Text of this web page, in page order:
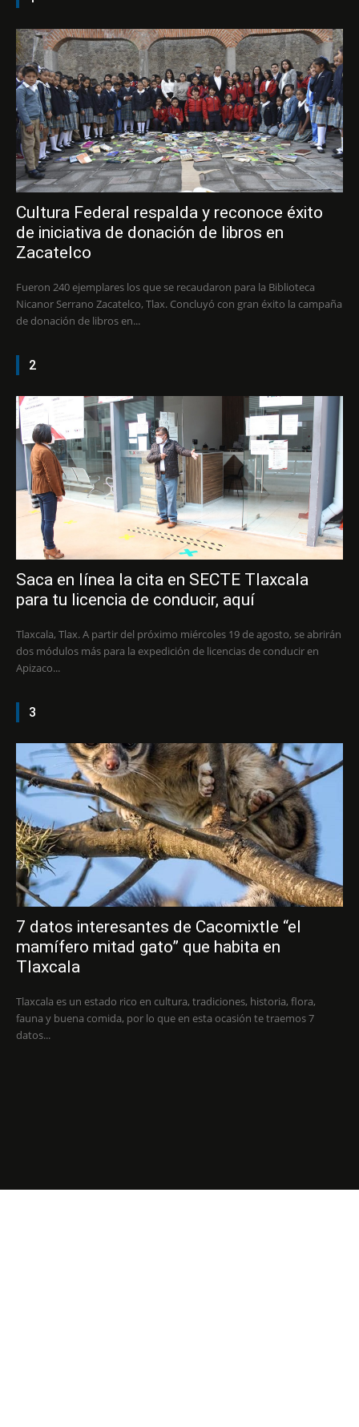
Cultura Federal respalda y reconoce éxito
de iniciativa de donación de libros en
Zacatelco
Fueron 240 ejemplares los que se recaudaron para la Biblioteca
Nicanor Serrano Zacatelco, Tlax. Concluyó con gran éxito la campaña
de donación de libros en...
2
Saca en línea la cita en SECTE Tlaxcala
para tu licencia de conducir, aquí
Tlaxcala, Tlax. A partir del próximo miércoles 19 de agosto, se abrirán
dos módulos más para la expedición de licencias de conducir en
Apizaco...
3
7 datos interesantes de Cacomixtle “el
mamífero mitad gato” que habita en
Tlaxcala
Tlaxcala es un estado rico en cultura, tradiciones, historia, flora,
fauna y buena comida, por lo que en esta ocasión te traemos 7
datos...